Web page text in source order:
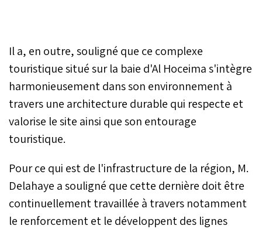
Il a, en outre, souligné que ce complexe
touristique situé sur la baie d'Al Hoceima s'intègre
harmonieusement dans son environnement à
travers une architecture durable qui respecte et
valorise le site ainsi que son entourage
touristique.
Pour ce qui est de l'infrastructure de la région, M.
Delahaye a souligné que cette dernière doit être
continuellement travaillée à travers notamment
le renforcement et le développent des lignes